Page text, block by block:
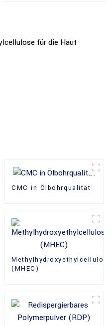
CMC in Ölbohrqualität
Methylhydroxyethylcellulose
(MHEC)